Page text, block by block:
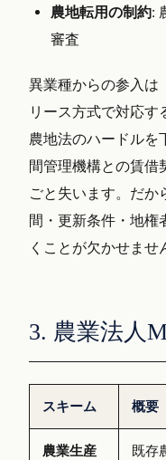
農地転用の制約:
審査
異業種からの参入は
リース方式で対応す
農地法のハードルを
間管理機構との賃借
ごと失います。だか
間・更新条件・地権
くことが欠かせませ
3. 農業法人
スキーム 概要
農業生産
既存